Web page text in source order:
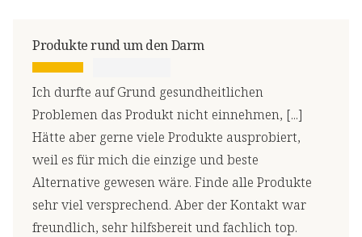
Produkte rund um den Darm
Ich durfte auf Grund gesundheitlichen
Problemen das Produkt nicht einnehmen, [...]
Hätte aber gerne viele Produkte ausprobiert,
weil es für mich die einzige und beste
Alternative gewesen wäre. Finde alle Produkte
sehr viel versprechend. Aber der Kontakt war
freundlich, sehr hilfsbereit und fachlich top.